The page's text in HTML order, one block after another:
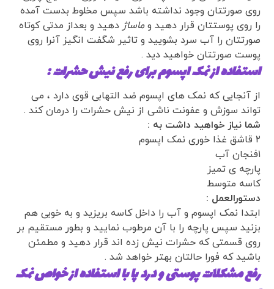
روی صورتتان وجود نداشته باشد سپس مخلوط بدست آمده
را روی پوستتان قرار دهید وماساژ دهید و بعداز مدتی کوتاه
صورتتان را آب سرد بشویید و تاثیر شگفت انگیز آنرا روی
پوست صورتتان خواهید دید .
استفاده از نمک اپسوم برای رفع نیش حشرات :
از آنجایی که نمک های اپسوم ضد التهابی قوی دارد ، می
تواند سوزش و عفونت ناشی از نیش حشرات را درمان کند .
شما نیاز خواهید داشت به :
۲ قاشق غذا خوری نمک اپسوم
۱فنجان آب
پارچه ی تمیز
کاسه متوسط
دستورالعمل :
ابتدا نمک اپسوم و آب را داخل کاسه بریزید و به خوبی هم
بزنید سپس پارچه را با آن مرطوب نمایید و بطور مستقیم بر
روی قسمتی که حشرات نیش زده اند قرار دهید و مطمئن
باشید که فورا حالتان بهتر خواهد شد .
رفع مشکلات پوستی و درد پا با استفاده از خواص نمک